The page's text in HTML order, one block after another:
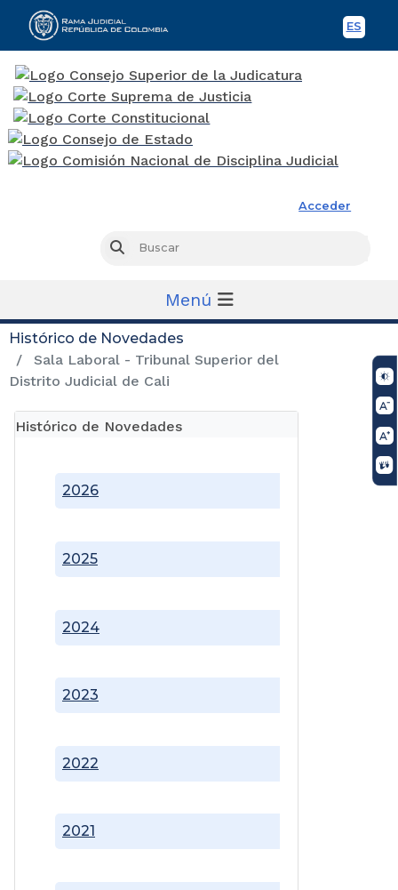
ES
Acceder
Buscar
Menú
Histórico de Novedades
Sala Laboral - Tribunal Superior del
Distrito Judicial de Cali
Histórico de Novedades
2021
2022
2023
2024
2025
2026